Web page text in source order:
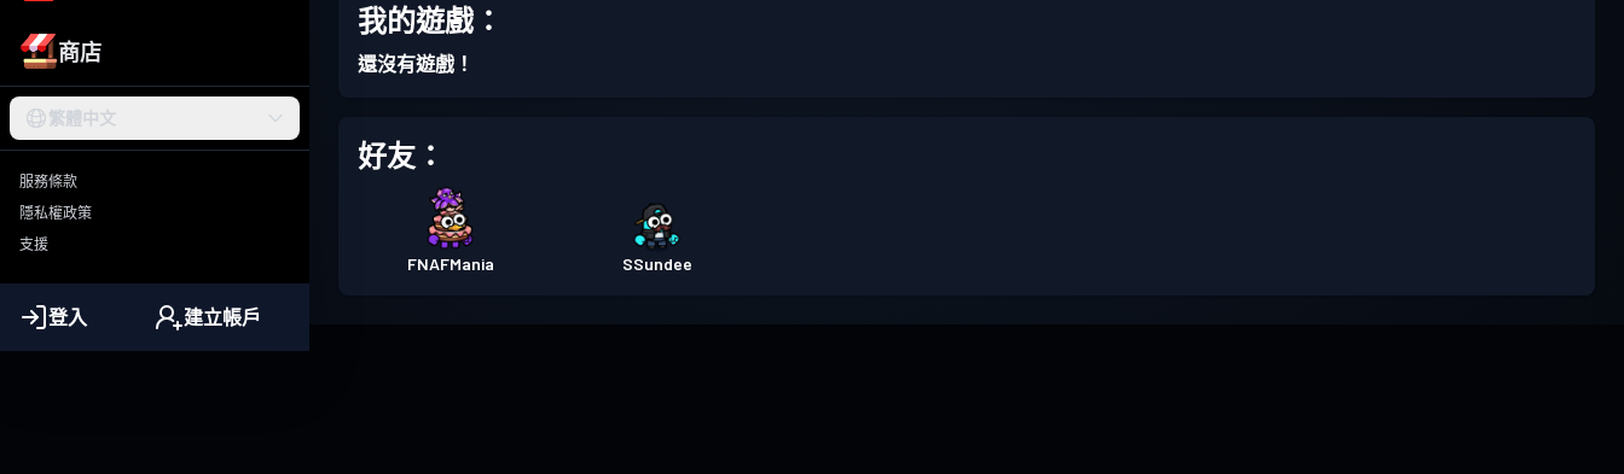
商店
繁體中文
服務條款
隱私權政策
支援
登入 建立帳戶
我的遊戲：
還沒有遊戲！
好友：
FNAFMania SSundee